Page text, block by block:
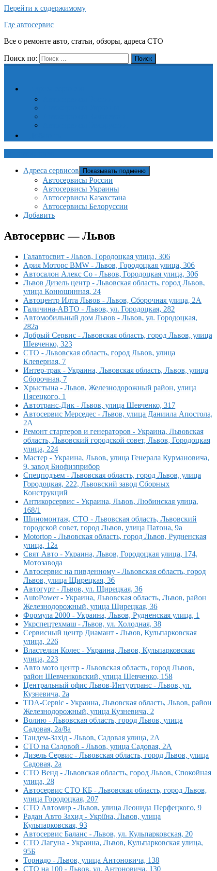
Перейти к содержимому
Где автосервис
Все о ремонте авто, статьи, обзоры, адреса СТО
Поиск по: Поиск
Адреса сервисов Показывать подменю
Автосервисы России
Автосервисы Украины
Автосервисы Казахстана
Автосервисы Белоруссии
Добавить
Автосервис — Львов
Галавтосвит - Львов, Городоцкая улица, 306
Ария Моторс BMW - Львов, Городоцкая улица, 306
Автосалон Алекс Со - Львов, Городоцкая улица, 306
Львов Дизель центр - Львовская область, город Львов,
улица Конюшинная, 24
Автоцентр Илта Львов - Львов, Сборочная улица, 2А
Галичина-АВТО - Львов, ул. Городоцкая, 282
Автомобильный дом Львов - Львов, ул. Городоцкая,
282а
Добрый Сервис - Львовская область, город Львов, улица
Шевченко, 323
СТО - Львовская область, город Львов, улица
Клеверная, 7
Интер-трак - Украина, Львовская область, Львов, улица
Сборочная, 7
Хрыстына - Львов, Железнодорожный район, улица
Пясецкого, 1
Автотранс-Дик - Львов, улица Шевченко, 317
Автосервис Мерседес - Львов, улица Даниила Апостола,
2А
Ремонт стартеров и генераторов - Украина, Львовская
область, Львовский городской совет, Львов, Городоцкая
улица, 224
Мастер - Украина, Львов, улица Генерала Курмановича,
9, завод Биофизприбор
Спецподъем - Львовская область, город Львов, улица
Городоцкая, 222, Львовский завод Сборных
Конструкций
Антикорсервис - Украина, Львов, Любинская улица,
168/1
Шиномонтаж, СТО - Львовская область, Львовский
городской совет, город Львов, улица Патона, 9а
Motortop - Львовская область, город Львов, Рудненская
улица, 12а
Свят Авто - Украина, Львов, Городоцкая улица, 174,
Мотозавода
Автосервис на пивденному - Львовская область, город
Львов, улица Щирецкая, 36
Автогурт - Львов, ул. Щирецкая, 36
AutoPower - Украина, Львовская область, Львов, район
Железнодорожный, улица Щирецкая, 36
Формула 2000 - Украина, Львов, Рудненская улица, 1
Укрспецтехмаш - Львов, ул. Холодная, 38
Сервисный центр Диамант - Львов, Кульпарковская
улица, 226
Властелин Колес - Украина, Львов, Кульпарковская
улица, 223
Авто мото центр - Львовская область, город Львов,
район Шевченковский, улица Шевченко, 158
Центральный офис Львов-Интуртранс - Львов, ул.
Кузневича, 2а
TDA-Сервіс - Украина, Львовская область, Львов, район
Железнодорожный, улица Кузневича, 2
Волию - Львовская область, город Львов, улица
Садовая, 2а/8а
Тандем-Захід - Львов, Садовая улица, 2А
СТО на Садовой - Львов, улица Садовая, 2А
Дизель Сервис - Львовская область, город Львов, улица
Садовая, 2а
СТО Венд - Львовская область, город Львов, Спокойная
улица, 28
Автосервис СТО КБ - Львовская область, город Львов,
улица Городоцкая, 207
СТО Автомир - Львов, улица Леонида Перфецкого, 9
Радан Авто Захид - Укріїна, Львов, улица
Кульпарковская, 93
Автосервис Баланс - Львов, ул. Кульпарковская, 20
СТО Лагуна - Украина, Львов, Кульпарковская улица,
95Б
Торнадо - Львов, улица Антоновича, 138
СТО на 100 - Львов, ул. Антоновича, 130